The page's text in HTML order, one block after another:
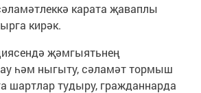
карата җаваплы
кирәк.
җәмгыятьнең
һәм ныгыту, сәламәт тормыш
шартлар тудыру, гражданнарда